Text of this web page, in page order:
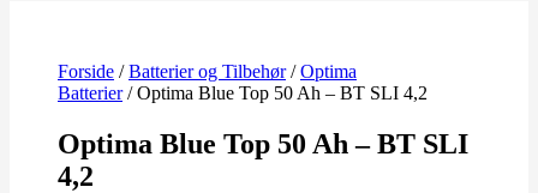
Forside /Batterier og Tilbehør/Optima
Batterier/ Optima Blue Top 50 Ah – BT SLI 4,2
Optima Blue Top 50 Ah – BT SLI
4,2